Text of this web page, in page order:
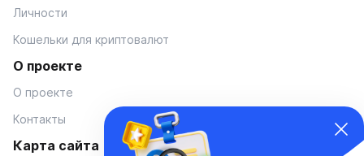
Личности
Кошельки для криптовалют
О проекте
О проекте
Контакты
Карта сайта